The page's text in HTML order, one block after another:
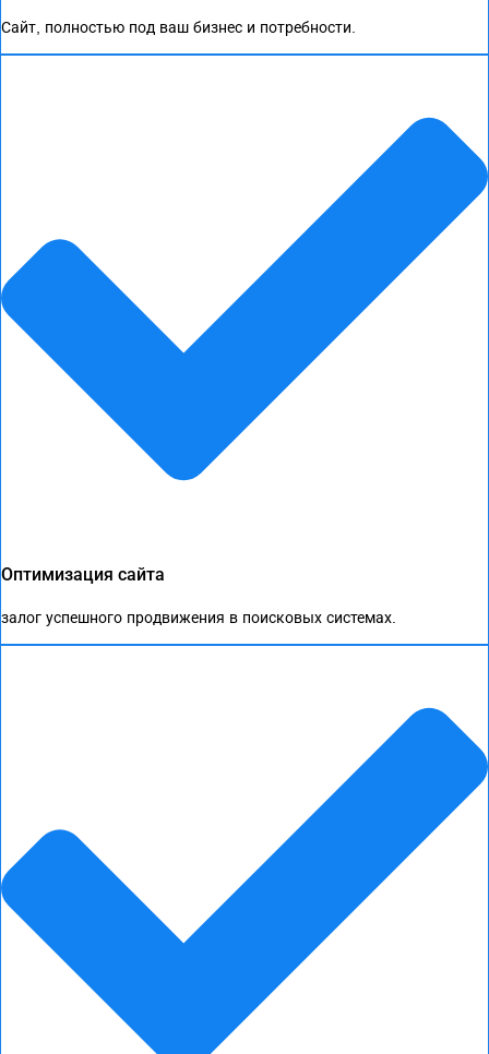
Сайт, полностью под ваш бизнес и потребности.
Оптимизация сайта
залог успешного продвижения в поисковых системах.